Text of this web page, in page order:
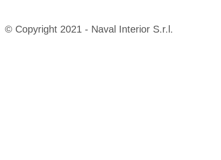
© Copyright 2021 - Naval Interior S.r.l.